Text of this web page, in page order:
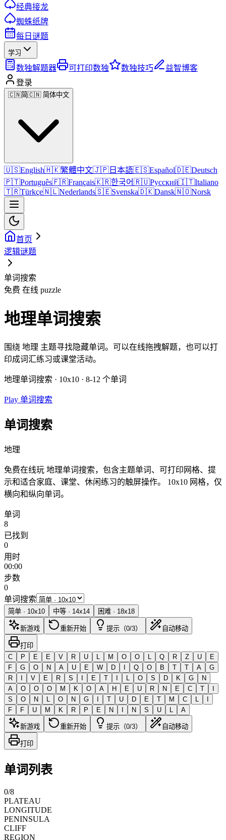
经典接龙
蜘蛛纸牌
每日谜题
学习
数独解题器 可打印数独 数独技巧
益智博客
登录
🇨🇳简🇨🇳 简体中文
🇺🇸English🇭🇰繁體中文🇯🇵 日本語🇪🇸Español🇩🇪Deutsch
🇵🇹Português🇫🇷Français🇰🇷한국어🇷🇺Русский🇮🇹Italiano
🇹🇷Türkçe🇳🇱Nederlands🇸🇪Svenska🇩🇰Dansk🇳🇴Norsk
首页
逻辑谜题
单词搜索
免费 在线 puzzle
地理单词搜索
围绕 地理 主题寻找隐藏单词。可以在线拖拽解题，也可以打
印成词汇练习或课堂活动。
地理单词搜索 · 10x10 · 8-12 个单词
Play 单词搜索
单词搜索
地理
免费在线玩 地理单词搜索，包含主题单词、可打印网格、提
示和适合家庭、课堂、休闲练习的触屏操作。
10x10 网格，仅
横向和纵向单词。
单词
8
已找到
0
用时
00:00
步数
0
单词搜索
简单 · 10x10 中等 · 14x14 困难 · 18x18
新游戏 重新开始 提示（0/3） 自动移动
打印
C
P E E V R U L M O O L Q R Z U
E
F
G O N A U E W D I Q O B T T A
G
R
I V E R S I E T I L O S D K G
N
A
O O O M K O A H E U R N E C T
I
S
O N L O N G I T U D E T M C L
I
F
F U M K R P E N I N S U L A
新游戏 重新开始 提示（0/3） 自动移动
打印
单词列表
0/8
PLATEAU
LONGITUDE
PENINSULA
CLIFF
REGION